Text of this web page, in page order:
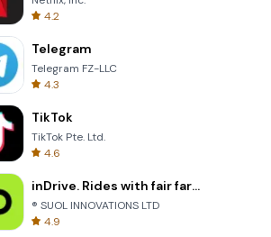
4.2
Telegram
Telegram FZ-LLC
4.3
TikTok
TikTok Pte. Ltd.
4.6
inDrive. Rides with fair fares
® SUOL INNOVATIONS LTD
4.9